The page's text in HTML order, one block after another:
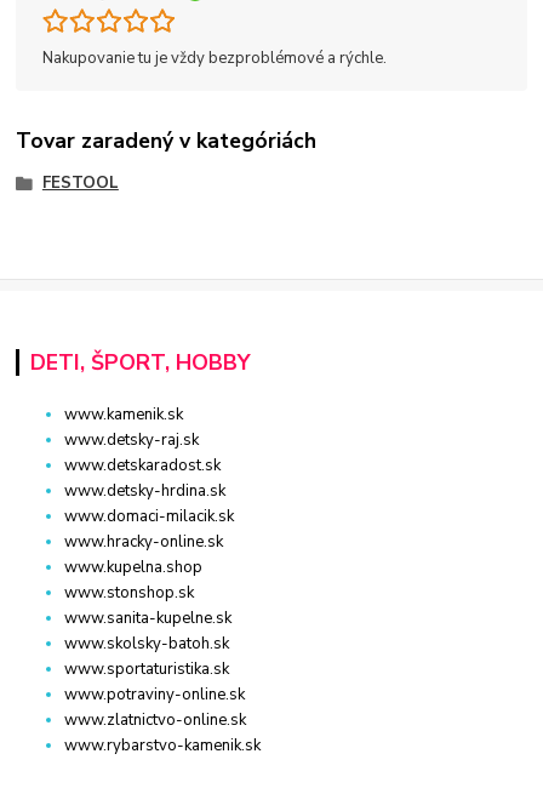
Nakupovanie tu je vždy bezproblémové a rýchle.
Tovar zaradený v kategóriách
FESTOOL
DETI, ŠPORT, HOBBY
www.kamenik.sk
www.detsky-raj.sk
www.detskaradost.sk
www.detsky-hrdina.sk
www.domaci-milacik.sk
www.hracky-online.sk
www.kupelna.shop
www.stonshop.sk
www.sanita-kupelne.sk
www.skolsky-batoh.sk
www.sportaturistika.sk
www.potraviny-online.sk
www.zlatnictvo-online.sk
www.rybarstvo-kamenik.sk